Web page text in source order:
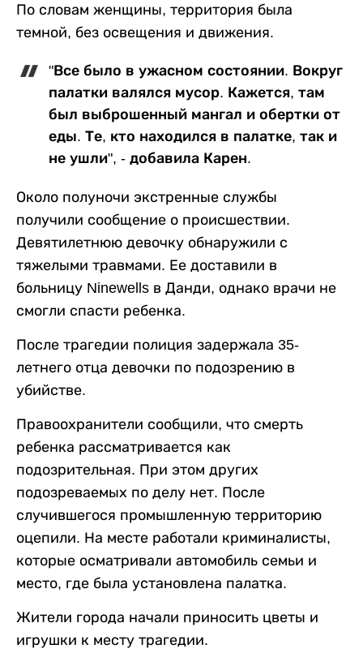
По словам женщины, территория была
темной, без освещения и движения.
"Все было в ужасном состоянии. Вокруг
палатки валялся мусор. Кажется, там
был выброшенный мангал и обертки от
еды. Те, кто находился в палатке, так и
не ушли", - добавила Карен.
Около полуночи экстренные службы
получили сообщение о происшествии.
Девятилетнюю девочку обнаружили с
тяжелыми травмами. Ее доставили в
больницу Ninewells в Данди, однако врачи не
смогли спасти ребенка.
После трагедии полиция задержала 35-
летнего отца девочки по подозрению в
убийстве.
Правоохранители сообщили, что смерть
ребенка рассматривается как
подозрительная. При этом других
подозреваемых по делу нет. После
случившегося промышленную территорию
оцепили. На месте работали криминалисты,
которые осматривали автомобиль семьи и
место, где была установлена палатка.
Жители города начали приносить цветы и
игрушки к месту трагедии.